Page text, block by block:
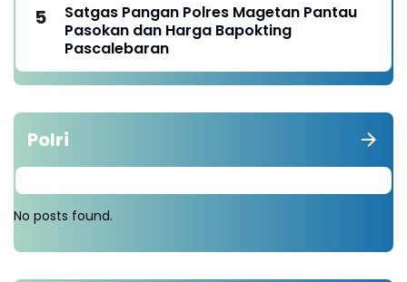
Satgas Pangan Polres Magetan Pantau
Pasokan dan Harga Bapokting
Pascalebaran
Polri
No posts found.